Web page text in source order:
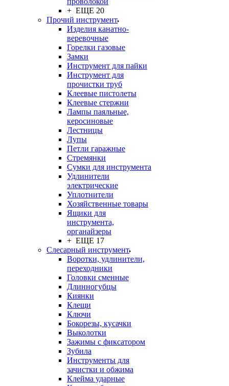
+ ЕЩЕ 20
Прочий инструмент
Изделия канатно-
веревочные
Горелки газовые
Замки
Инструмент для пайки
Инструмент для
прочистки труб
Клеевые пистолеты
Клеевые стержни
Лампы паяльные,
керосиновые
Лестницы
Лупы
Петли гаражные
Стремянки
Сумки для инструмента
Удлинители
электрические
Уплотнители
Хозяйственные товары
Ящики для
инструмента,
органайзеры
+ ЕЩЕ 17
Слесарный инструмент
Воротки, удлинители,
переходники
Головки сменные
Длинногубцы
Киянки
Клещи
Ключи
Бокорезы, кусачки
Выколотки
Зажимы с фиксатором
Зубила
Инструменты для
зачистки и обжима
Клейма ударные